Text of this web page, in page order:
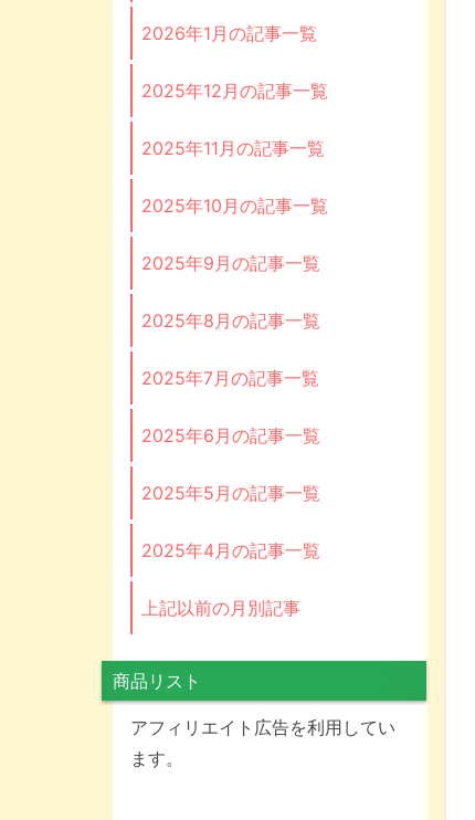
2026年1月の記事一覧
2025年12月の記事一覧
2025年11月の記事一覧
2025年10月の記事一覧
2025年9月の記事一覧
2025年8月の記事一覧
2025年7月の記事一覧
2025年6月の記事一覧
2025年5月の記事一覧
2025年4月の記事一覧
上記以前の月別記事
商品リスト
アフィリエイト広告を利用してい
ます。